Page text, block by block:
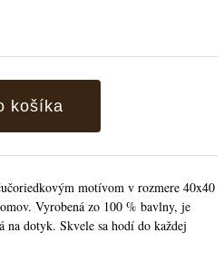
košíka
motívom v rozmere 40x40
Vyrobená zo 100 % bavlny, je
dotyk. Skvele sa hodí do každej